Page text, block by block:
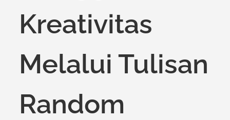
Kreativitas
Melalui Tulisan
Random